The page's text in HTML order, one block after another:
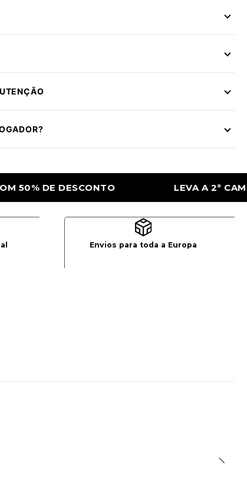
A 2ª CAMISOLA COM 50% DE DESCONTO
Envios para toda a Europa